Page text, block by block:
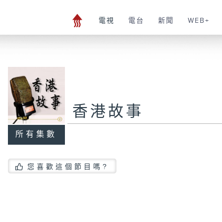
電視 電台 新聞 WEB+
所有集數
香港故事
您喜歡這個節目嗎?